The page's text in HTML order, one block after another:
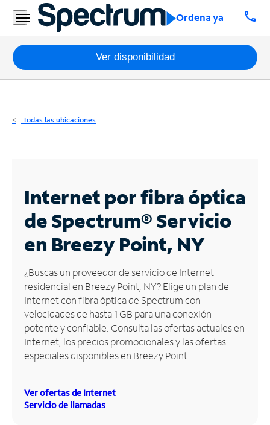
Ordena ya call
Residencial
Business
Paquetes
Internet
Business
Contáctanos
Inglés
Administrar
cuenta
Encuentra
una
tienda
Ver disponibilidad
Todas las ubicaciones
Internet por fibra óptica
de Spectrum®Servicio
en Breezy Point, NY
¿Buscas un proveedor de servicio de Internet
residencial en Breezy Point, NY? Elige un plan de
Internet con fibra óptica de Spectrum con
velocidades de hasta 1 GB para una conexión
potente y confiable. Consulta las ofertas actuales en
Internet, los precios promocionales y las ofertas
especiales disponibles en Breezy Point.
Ver ofertas de Internet
Servicio de llamadas